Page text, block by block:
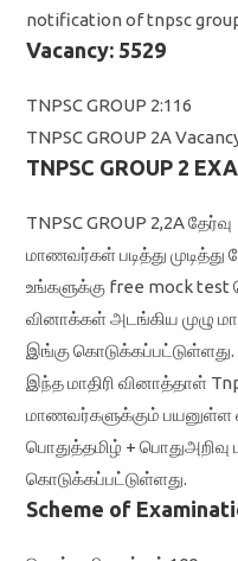
notification of tnpsc
Vacancy: 5529
TNPSC GROUP 2:116
TNPSC GROUP 2A
TNPSC GROUP 2
TNPSC GROUP 2,2A
மாணவர்கள் படித்து முடித்து
உங்களுக்கு free mock
வினாக்கள் அடங்கிய முழு
இங்கு கொடுக்கப்பட்டுள்ளது.
இந்த மாதிரி வினாத்தாள்
மாணவர்களுக்கும் பயனுள்ள
பொதுத்தமிழ் + பொதுஅறிவு
கொடுக்கப்பட்டுள்ளது.
Scheme of